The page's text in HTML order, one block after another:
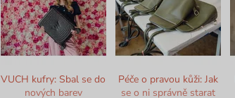
VUCH kufry: Sbal se do
nových barev
Péče o pravou kůži: Jak
se o ni správně starat